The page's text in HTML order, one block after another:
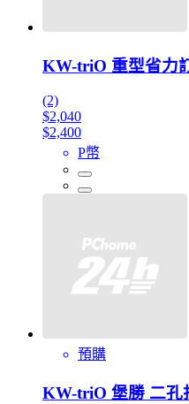
KW-triO 重型省力
(2)
$2,040
$2,400
P幣
預購
KW-triO 堡勝 二孔